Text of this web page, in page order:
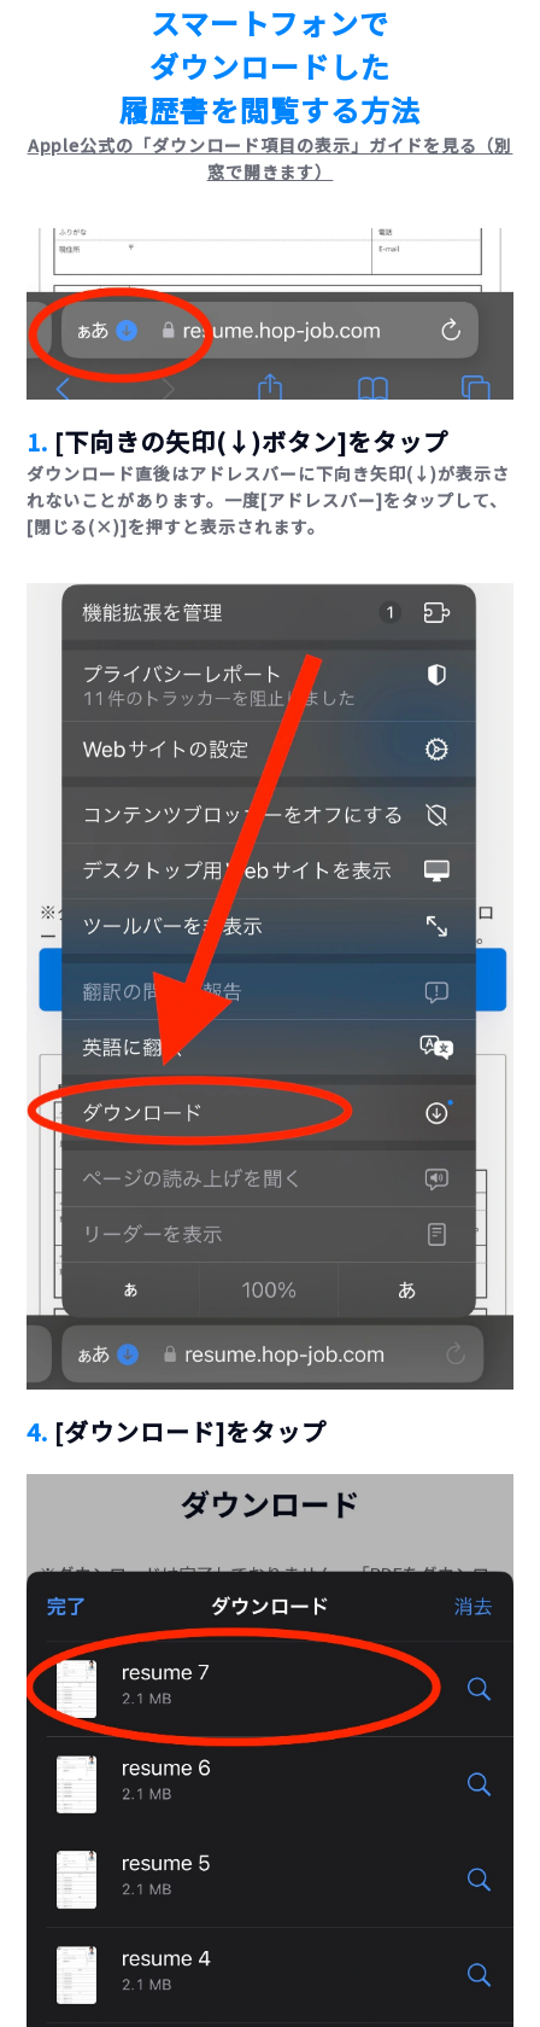
スマートフォンで
ダウンロードした
履歴書を閲覧する方法
Apple公式の「ダウンロード項目の表示」ガイドを見る（別
窓で開きます）
1. [下向きの矢印(↓)ボタン]をタップ
ダウンロード直後はアドレスバーに下向き矢印(↓)が表示さ
れないことがあります。一度[アドレスバー]をタップして、
[閉じる(×)]を押すと表示されます。
4. [ダウンロード]をタップ